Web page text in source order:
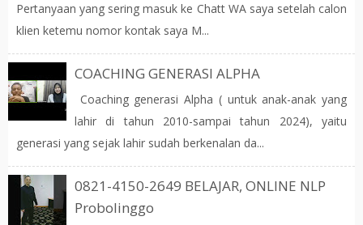
Pertanyaan yang sering masuk ke Chatt WA saya setelah calon
klien ketemu nomor kontak saya M...
COACHING GENERASI ALPHA
Coaching generasi Alpha ( untuk anak-anak yang
lahir di tahun 2010-sampai tahun 2024), yaitu
generasi yang sejak lahir sudah berkenalan da...
0821-4150-2649 BELAJAR, ONLINE NLP
Probolinggo